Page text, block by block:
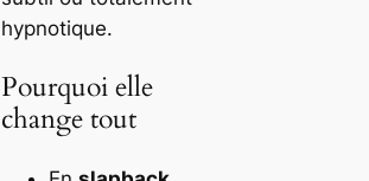
hypnotique.
Pourquoi elle
change tout